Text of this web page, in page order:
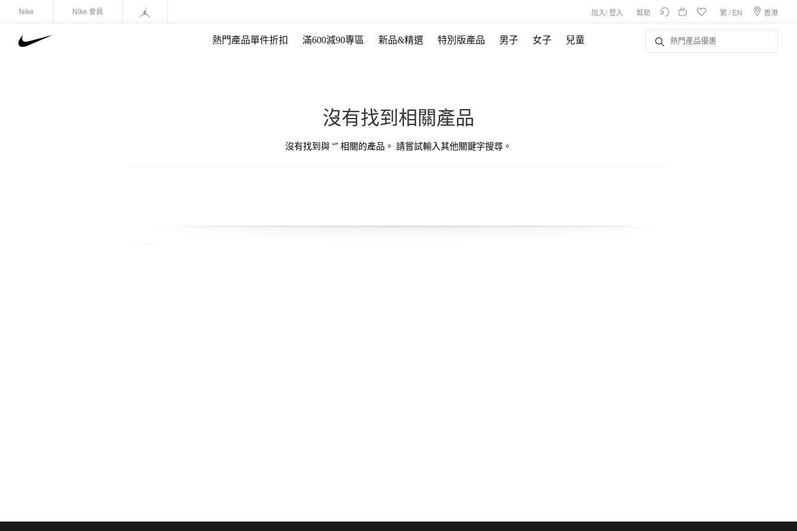
Nike Nike 會員 加入/登入 幫助 繁/ EN 香港
熱門產品單件折扣 滿600減90專區 新品&精選 特別版產品 男子 女子 兒童
沒有找到相關產品
沒有找到與 “” 相關的產品。 請嘗試輸入其他關鍵字搜尋。